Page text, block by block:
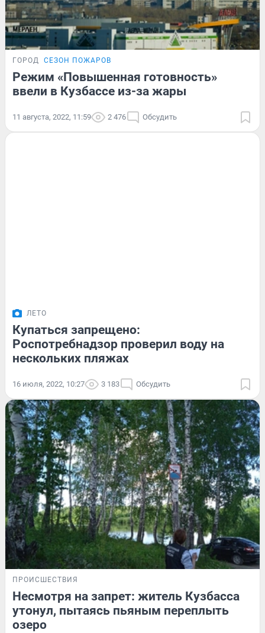
ГОРОД СЕЗОН ПОЖАРОВ
Режим «Повышенная готовность»
ввели в Кузбассе из-за жары
11 августа, 2022, 11:59 2 476 Обсудить
ЛЕТО
Купаться запрещено:
Роспотребнадзор проверил воду на
нескольких пляжах
16 июля, 2022, 10:27 3 183 Обсудить
ПРОИСШЕСТВИЯ
Несмотря на запрет: житель Кузбасса
утонул, пытаясь пьяным переплыть
озеро